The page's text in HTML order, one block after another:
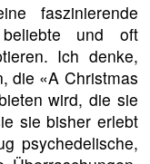
faszinierende
und oft
Ich denke,
die «A Christmas
wird, die sie
sie bisher erlebt
psychedelische,